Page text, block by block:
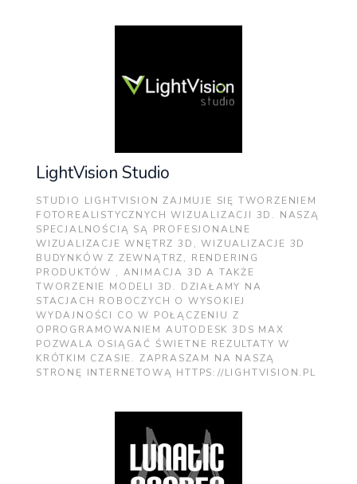
LightVision Studio
STUDIO LIGHTVISION ZAJMUJE SIĘ TWORZENIEM
FOTOREALISTYCZNYCH WIZUALIZACJI 3D. NASZĄ
SPECJALNOŚCIĄ SĄ PROFESJONALNE
WIZUALIZACJE WNĘTRZ 3D, WIZUALIZACJE 3D
BUDYNKÓW Z ZEWNĄTRZ, RENDERING
PRODUKTÓW , ANIMACJA 3D A TAKŻE
TWORZENIE MODELI 3D. DZIAŁAMY NA
STACJACH ROBOCZYCH O WYSOKIEJ
WYDAJNOŚCI CO W POŁĄCZENIU Z
OPROGRAMOWANIEM AUTODESK 3DS MAX
POZWALA OSIĄGAĆ ŚWIETNE REZULTATY W
KRÓTKIM CZASIE. ZAPRASZAM NA NASZĄ
STRONĘ INTERNETOWĄ HTTPS://LIGHTVISION.PL